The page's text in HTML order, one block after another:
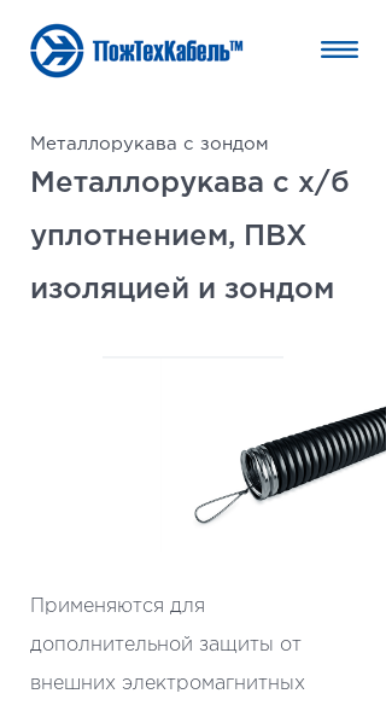
Металлорукава с зондом
Металлорукава с х/б
уплотнением, ПВХ
изоляцией и зондом
Применяются для
дополнительной защиты от
внешних электромагнитных